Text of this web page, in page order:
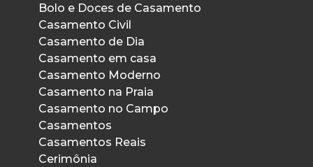
Bolo e Doces de Casamento
Casamento Civil
Casamento de Dia
Casamento em casa
Casamento Moderno
Casamento na Praia
Casamento no Campo
Casamentos
Casamentos Reais
Cerimônia